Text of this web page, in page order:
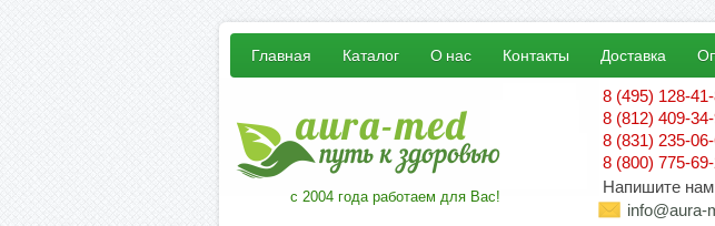
Главная Каталог О нас Контакты Доставка
с 2004 года работаем для Вас!
8 (495) 128-
8 (812) 409-
8 (831) 235-
8 (800) 775-
Напишите нам
info@aura-